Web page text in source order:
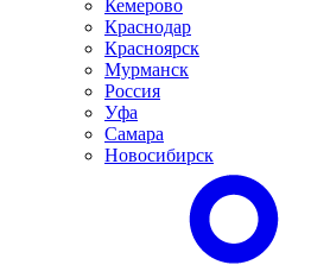
Кемерово
Краснодар
Красноярск
Мурманск
Россия
Уфа
Самара
Новосибирск